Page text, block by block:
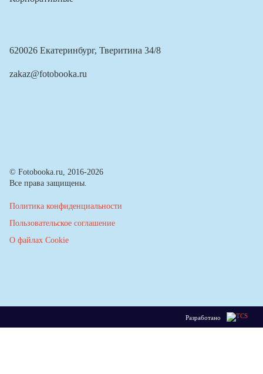
620026 Екатеринбург, Тверитина 34/8
zakaz@fotobooka.ru
© Fotobooka.ru, 2016-2026
Все права защищены.
Политика конфиденциальности
Пользовательское соглашение
О файлах Cookie
Разработано